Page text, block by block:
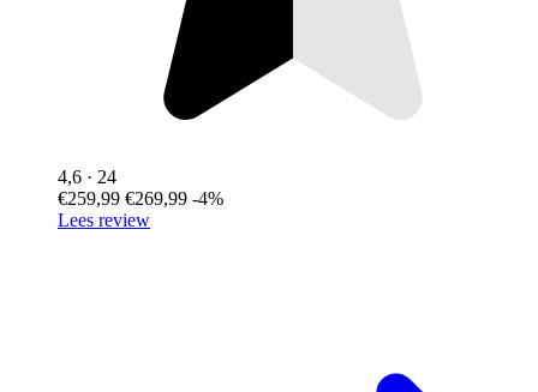
4,6 · 24
€259,99 €269,99 -4%
Lees review